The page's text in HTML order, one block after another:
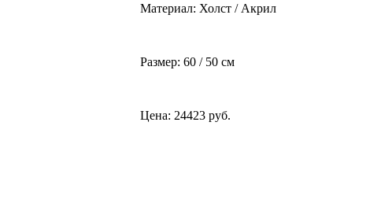
Материал: Холст / Акрил
Размер: 60 / 50 см
Цена: 24423 руб.